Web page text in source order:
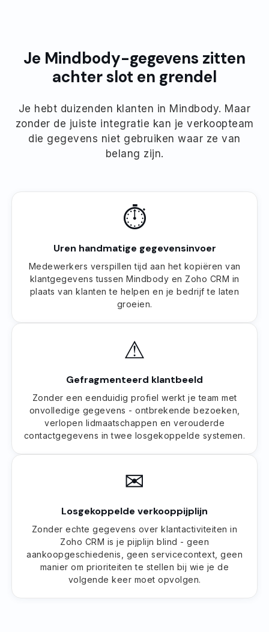
Je Mindbody-gegevens zitten
achter slot en grendel
Je hebt duizenden klanten in Mindbody. Maar
zonder de juiste integratie kan je verkoopteam
die gegevens niet gebruiken waar ze van
belang zijn.
⏱
Uren handmatige gegevensinvoer
Medewerkers verspillen tijd aan het kopiëren van
klantgegevens tussen Mindbody en Zoho CRM in
plaats van klanten te helpen en je bedrijf te laten
groeien.
⚠
Gefragmenteerd klantbeeld
Zonder een eenduidig profiel werkt je team met
onvolledige gegevens - ontbrekende bezoeken,
verlopen lidmaatschappen en verouderde
contactgegevens in twee losgekoppelde systemen.
✉
Losgekoppelde verkooppijplijn
Zonder echte gegevens over klantactiviteiten in
Zoho CRM is je pijplijn blind - geen
aankoopgeschiedenis, geen servicecontext, geen
manier om prioriteiten te stellen bij wie je de
volgende keer moet opvolgen.